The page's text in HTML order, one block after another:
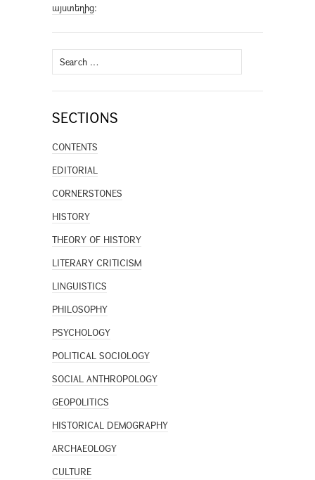
այստեղից։
Search
for:
SECTIONS
CONTENTS
EDITORIAL
CORNERSTONES
HISTORY
THEORY OF HISTORY
LITERARY CRITICISM
LINGUISTICS
PHILOSOPHY
PSYCHOLOGY
POLITICAL SOCIOLOGY
SOCIAL ANTHROPOLOGY
GEOPOLITICS
HISTORICAL DEMOGRAPHY
ARCHAEOLOGY
CULTURE